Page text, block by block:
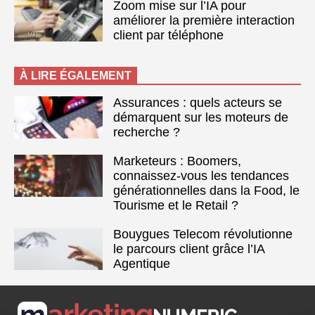
Zoom mise sur l’IA pour
améliorer la première interaction
client par téléphone
À LIRE ÉGALEMENT
Assurances : quels acteurs se
démarquent sur les moteurs de
recherche ?
Marketeurs : Boomers,
connaissez-vous les tendances
générationnelles dans la Food, le
Tourisme et le Retail ?
Bouygues Telecom révolutionne
le parcours client grâce l’IA
Agentique